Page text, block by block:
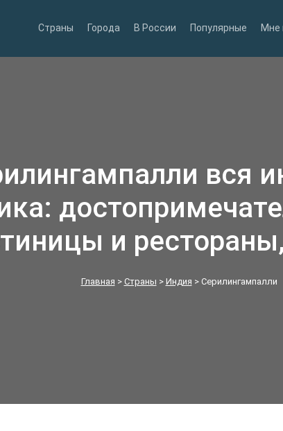
Страны Города В России Популярные Мне
вся
и
Главная > Страны > Индия > Серилингампалли